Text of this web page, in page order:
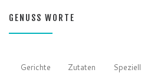
GENUSS WORTE
Gerichte Zutaten Speziell